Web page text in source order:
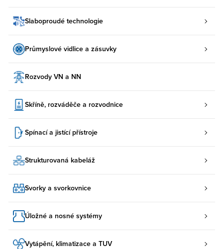
Slaboproudé technologie
Průmyslové vidlice a zásuvky
Rozvody VN a NN
Skříně, rozváděče a rozvodnice
Spínací a jistící přístroje
Strukturovaná kabeláž
Svorky a svorkovnice
Úložné a nosné systémy
Vytápění, klimatizace a TUV